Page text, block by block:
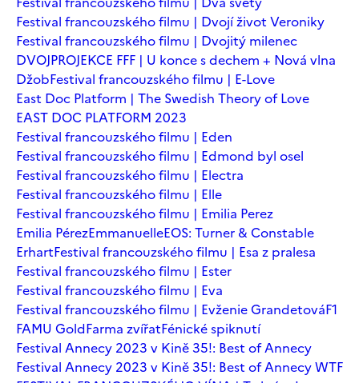
Festival francouzského filmu | Dvojí život Veroniky
Festival francouzského filmu | Dvojitý milenec
DVOJPROJEKCE FFF | U konce s dechem + Nová vlna
DžobFestival francouzského filmu | E-Love
East Doc Platform | The Swedish Theory of Love
EAST DOC PLATFORM 2023
Festival francouzského filmu | Eden
Festival francouzského filmu | Edmond byl osel
Festival francouzského filmu | Electra
Festival francouzského filmu | Elle
Festival francouzského filmu | Emilia Perez
Emilia PérezEmmanuelleEOS: Turner & Constable
ErhartFestival francouzského filmu | Esa z pralesa
Festival francouzského filmu | Ester
Festival francouzského filmu | Eva
Festival francouzského filmu | Evženie GrandetováF1
FAMU GoldFarma zvířatFénické spiknutí
Festival Annecy 2023 v Kině 35!: Best of Annecy
Festival Annecy 2023 v Kině 35!: Best of Annecy WTF